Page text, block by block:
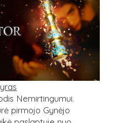
Nemirtingumui.
pirmojo Gynėjo